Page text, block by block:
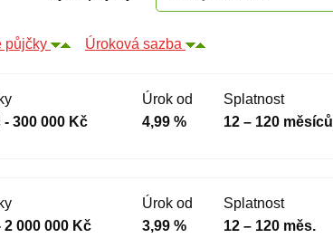
půjčky Úroková sazba
- 300 000 Kč
Úrok od
4,99 %
Splatnost
12 – 120 měsíců
2 000 000 Kč
Úrok od
3,99 %
Splatnost
12 – 120 měs.